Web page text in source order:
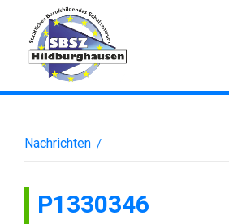
Nachrichten /
P1330346